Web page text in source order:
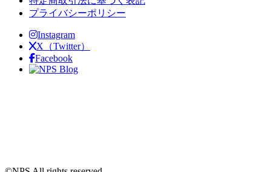
プライバシーポリシー
Instagram
X（Twitter）
Facebook
Blog